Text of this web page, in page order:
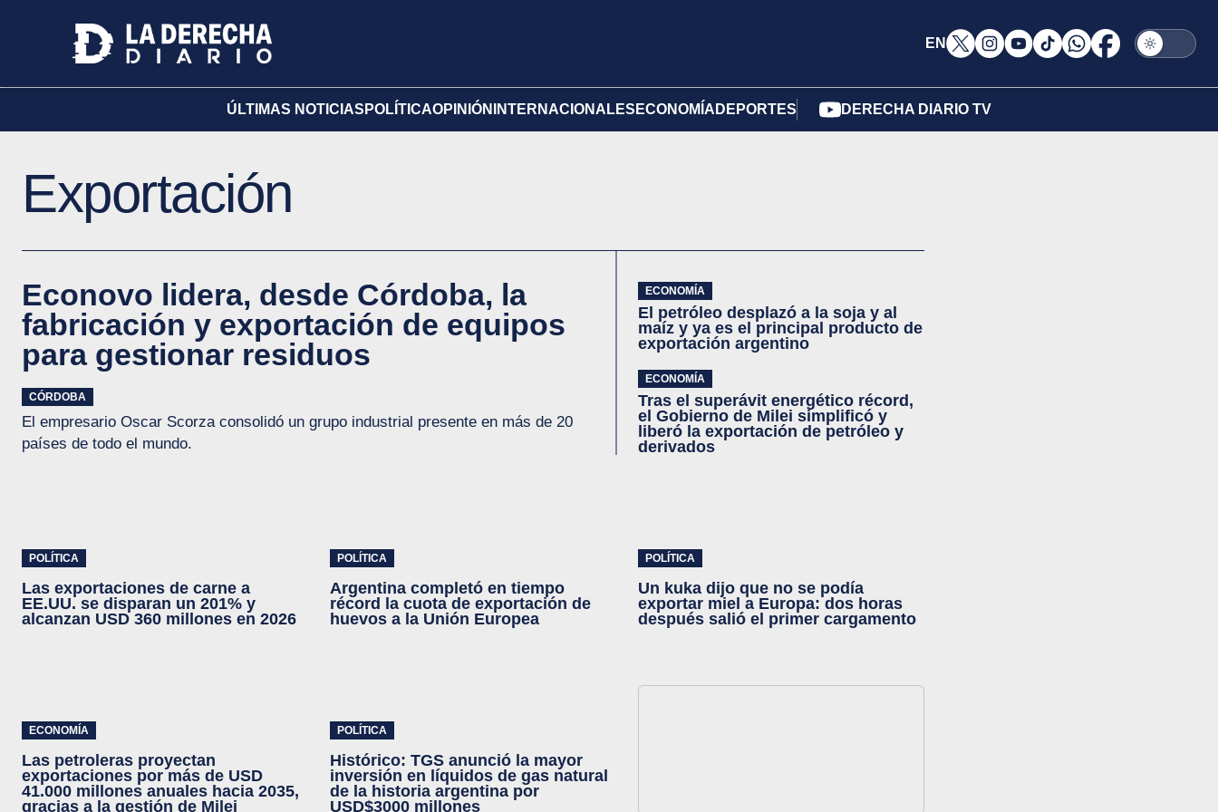
EN
ÚLTIMAS NOTICIAS POLÍTICAOPINIÓN INTERNACIONALES ECONOMÍA DEPORTES DERECHA DIARIO TV
Exportación
Econovo lidera, desde Córdoba, la
fabricación y exportación de equipos
para gestionar residuos
CÓRDOBA
El empresario Oscar Scorza consolidó un grupo industrial presente en más de 20
países de todo el mundo.
ECONOMÍA
El petróleo desplazó a la soja y al
maíz y ya es el principal producto de
exportación argentino
ECONOMÍA
Tras el superávit energético récord,
el Gobierno de Milei simplificó y
liberó la exportación de petróleo y
derivados
POLÍTICA
Las exportaciones de carne a
EE.UU. se disparan un 201% y
alcanzan USD 360 millones en 2026
POLÍTICA
Argentina completó en tiempo
récord la cuota de exportación de
huevos a la Unión Europea
POLÍTICA
Un kuka dijo que no se podía
exportar miel a Europa: dos horas
después salió el primer cargamento
ECONOMÍA
Las petroleras proyectan
exportaciones por más de USD
41.000 millones anuales hacia 2035,
gracias a la gestión de Milei
POLÍTICA
Histórico: TGS anunció la mayor
inversión en líquidos de gas natural
de la historia argentina por
USD$3000 millones